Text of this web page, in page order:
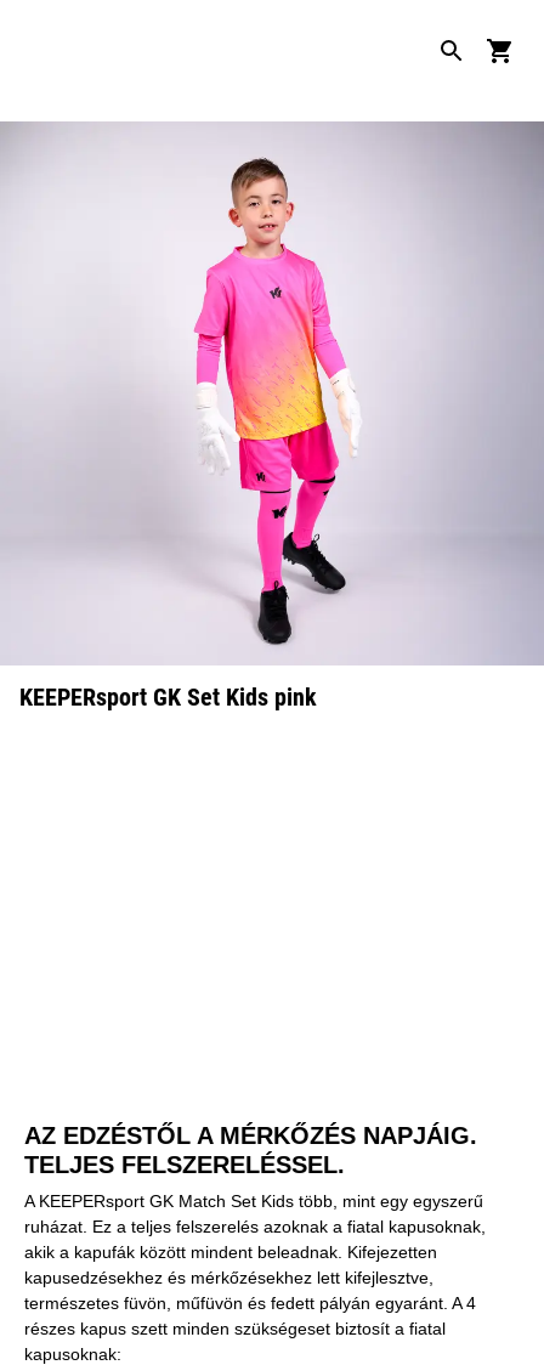
KEEPERsport GK Set Kids pink
AZ EDZÉSTŐL A MÉRKŐZÉS NAPJÁIG.
TELJES FELSZERELÉSSEL.
A KEEPERsport GK Match Set Kids több, mint egy egyszerű
ruházat. Ez a teljes felszerelés azoknak a fiatal kapusoknak,
akik a kapufák között mindent beleadnak. Kifejezetten
kapusedzésekhez és mérkőzésekhez lett kifejlesztve,
természetes füvön, műfüvön és fedett pályán egyaránt. A 4
részes kapus szett minden szükségeset biztosít a fiatal
kapusoknak: